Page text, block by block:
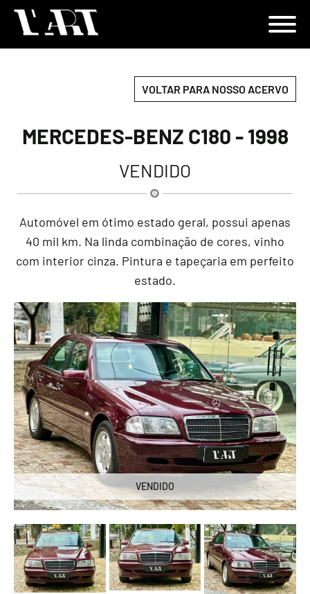
VOLTAR PARA NOSSO ACERVO
MERCEDES-BENZ C180 - 1998
VENDIDO
Automóvel em ótimo estado geral, possui apenas
40 mil km. Na linda combinação de cores, vinho
com interior cinza. Pintura e tapeçaria em perfeito
estado.
VENDIDO